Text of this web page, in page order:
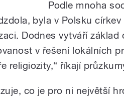
Podle mnoha
byla v Polsku
Dodnes vytváří
v řešení lokálních
religiozity,“ říkají
co je pro ni největší